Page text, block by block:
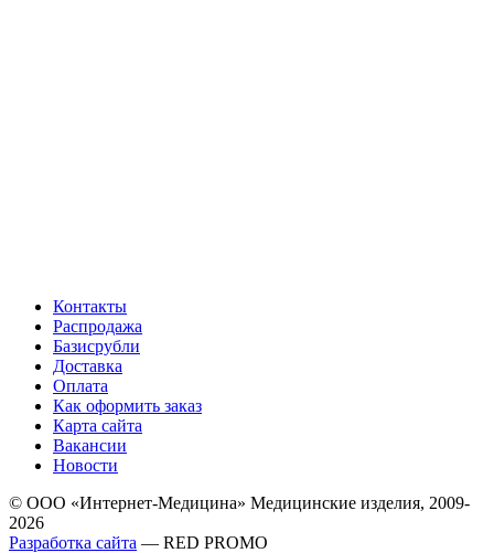
Контакты
Распродажа
Базисрубли
Доставка
Оплата
Как оформить заказ
Карта сайта
Вакансии
Новости
© ООО «Интернет-Медицина» Медицинские изделия, 2009-
2026
Разработка сайта — RED PROMO